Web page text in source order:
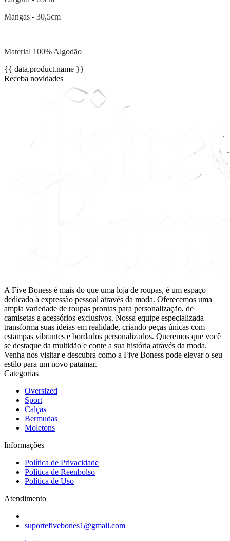
Mangas - 30,5cm
Material 100% Algodão
{{ data.product.name }}
Receba novidades
A Five Boness é mais do que uma loja de roupas, é um espaço
dedicado à expressão pessoal através da moda. Oferecemos uma
ampla variedade de roupas prontas para personalização, de
camisetas a acessórios exclusivos. Nossa equipe especializada
transforma suas ideias em realidade, criando peças únicas com
estampas vibrantes e bordados personalizados. Queremos que você
se destaque da multidão e conte a sua história através da moda.
Venha nos visitar e descubra como a Five Boness pode elevar o seu
estilo para um novo patamar.
Categorias
Oversized
Sport
Calças
Bermudas
Moletons
Informações
Política de Privacidade
Política de Reenbolso
Política de Uso
Atendimento
suportefivebones1@gmail.com